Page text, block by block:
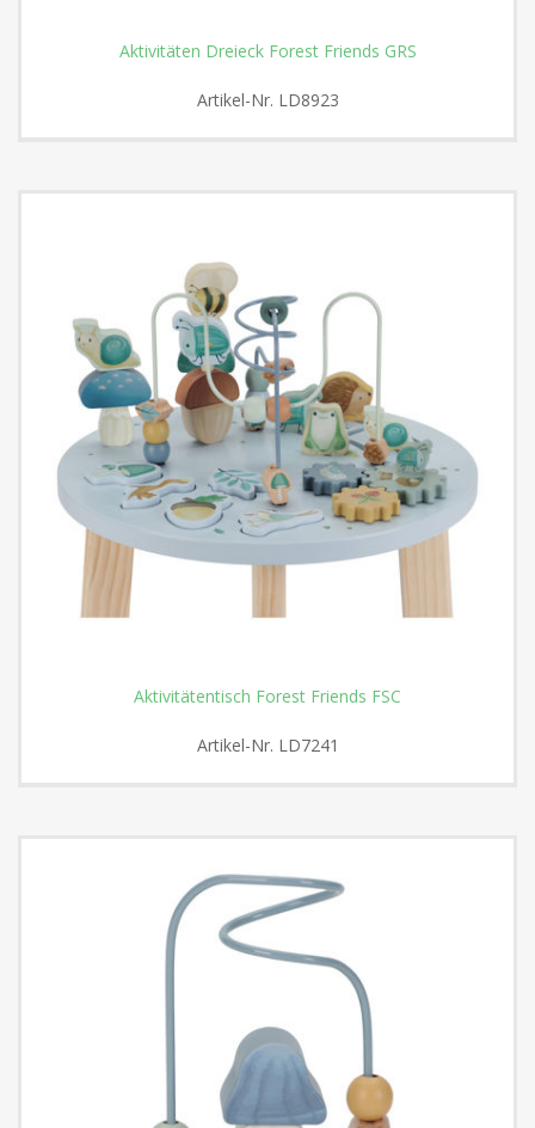
Aktivitäten Dreieck Forest Friends GRS
Artikel-Nr. LD8923
Aktivitätentisch Forest Friends FSC
Artikel-Nr. LD7241